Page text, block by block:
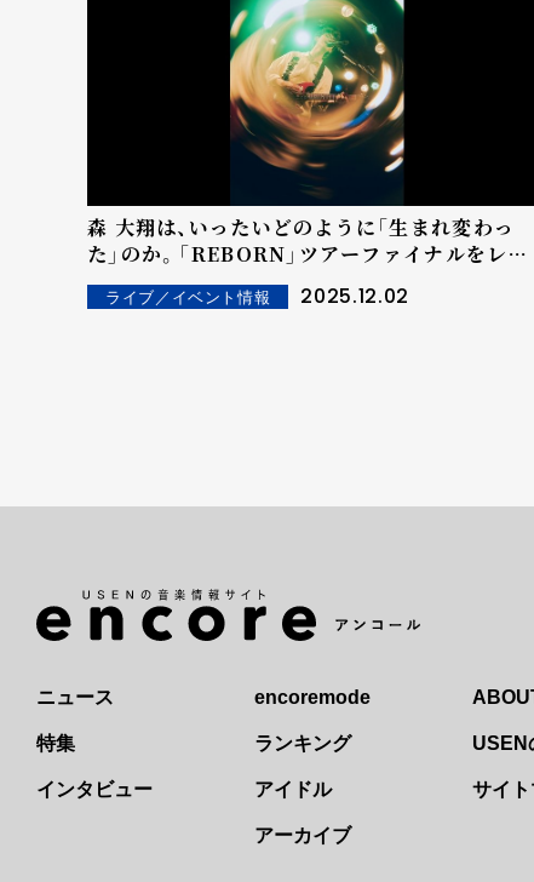
森 大翔は、いったいどのように「生まれ変わっ
た」のか。「REBORN」ツアーファイナルをレポ
ート！
ライブ／イベント情報 2025.12.02
ニュース
特集
インタビュー
encoremode
ランキング
アイドル
アーカイブ
USEN
サイ